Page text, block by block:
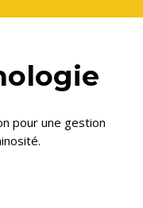
pour une gestion